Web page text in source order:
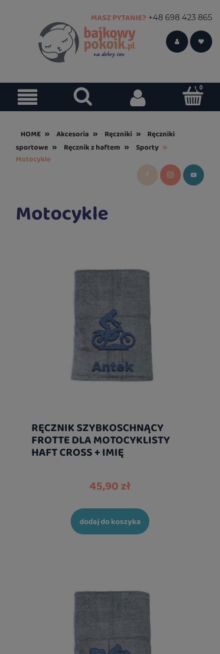
MASZ PYTANIE? +48 698 423 865
HOME » Akcesoria » Ręczniki »
Ręczniki
sportowe » Ręcznik z haftem » Sporty »
Motocykle
Motocykle
RĘCZNIK SZYBKOSCHNĄCY
FROTTE DLA MOTOCYKLISTY
HAFT CROSS + IMIĘ
45,90 zł
dodaj do koszyka